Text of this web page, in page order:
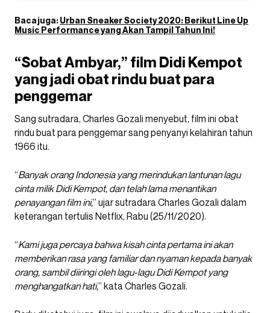
Baca juga:Urban Sneaker Society 2020: Berikut Line Up
Music Performance yang Akan Tampil Tahun Ini!
“Sobat Ambyar,” film Didi Kempot
yang jadi obat rindu buat para
penggemar
Sang sutradara, Charles Gozali menyebut, film ini obat
rindu buat para penggemar sang penyanyi kelahiran tahun
1966 itu.
“Banyak orang Indonesia yang merindukan lantunan lagu
cinta milik Didi Kempot, dan telah lama menantikan
penayangan film ini,” ujar sutradara Charles Gozali dalam
keterangan tertulis Netflix, Rabu (25/11/2020).
“Kami juga percaya bahwa kisah cinta pertama ini akan
memberikan rasa yang familiar dan nyaman kepada banyak
orang, sambil diiringi oleh lagu-lagu Didi Kempot yang
menghangatkan hati,” kata Charles Gozali.